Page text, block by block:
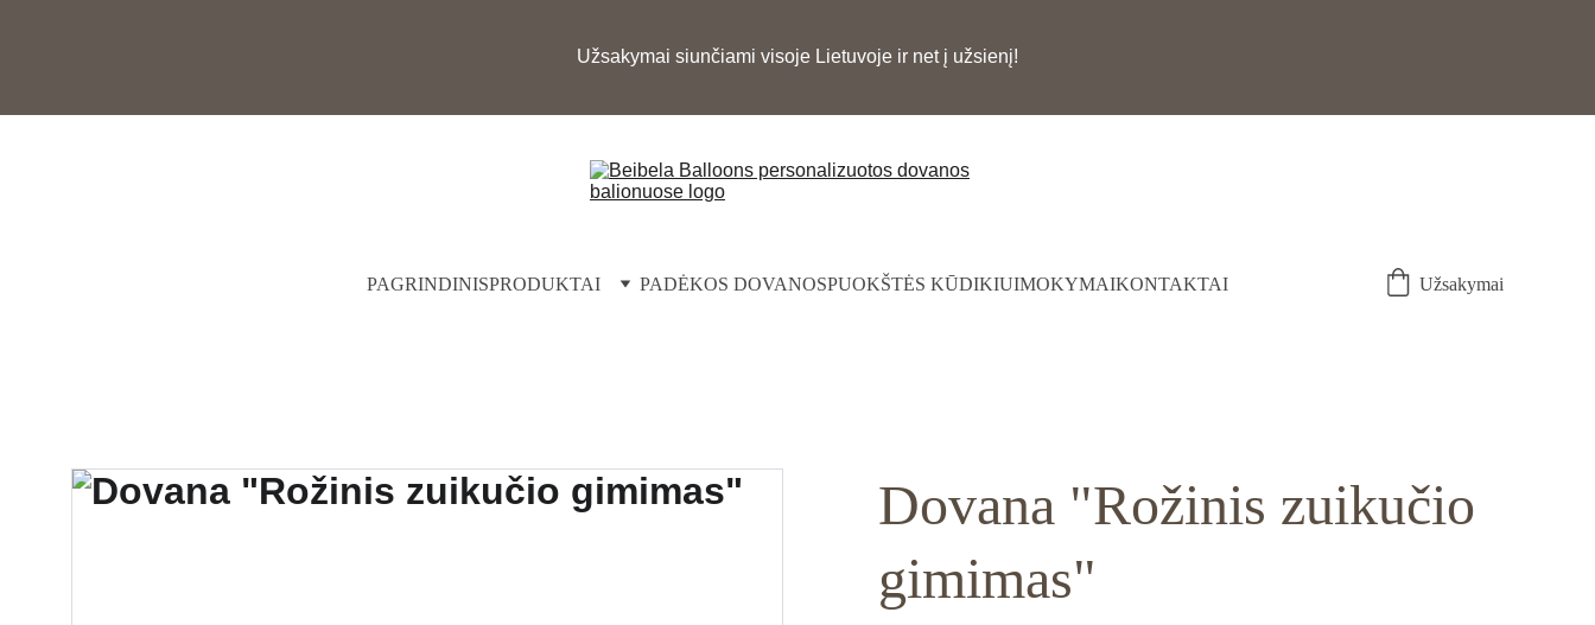
PAGRINDINISPRODUKTAI PADĖKOS DOVANOSPUOKŠTĖS KŪDIKIUIMOKYMAIKONTAKTAI Užsakymai
Dovana "Rožinis zuikučio
gimimas"
Užsakymai siunčiami visoje Lietuvoje ir net į užsienį!